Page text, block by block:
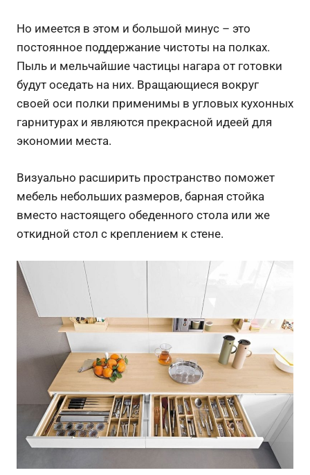
Но имеется в этом и большой минус – это
постоянное поддержание чистоты на полках.
Пыль и мельчайшие частицы нагара от готовки
будут оседать на них. Вращающиеся вокруг
своей оси полки применимы в угловых кухонных
гарнитурах и являются прекрасной идеей для
экономии места.
Визуально расширить пространство поможет
мебель небольших размеров, барная стойка
вместо настоящего обеденного стола или же
откидной стол с креплением к стене.